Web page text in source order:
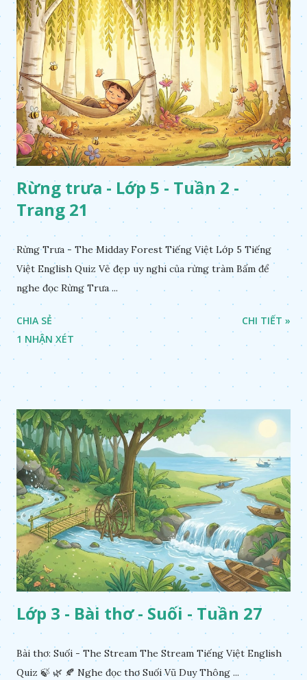
Rừng trưa - Lớp 5 - Tuần 2 -
Trang 21
Rừng Trưa - The Midday Forest Tiếng Việt Lớp 5 Tiếng
Việt English Quiz Vẻ đẹp uy nghi của rừng tràm Bấm để
nghe đọc Rừng Trưa ...
CHIA SẺ
1 NHẬN XÉT
CHI TIẾT »
Lớp 3 - Bài thơ - Suối - Tuần 27
Bài thơ: Suối - The Stream The Stream Tiếng Việt English
Quiz 🍃 🌿 🍂 Nghe đọc thơ Suối Vũ Duy Thông ...